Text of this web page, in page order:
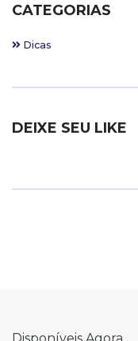
CATEGORIAS
Dicas
DEIXE SEU LIKE
Disponíveis Agora